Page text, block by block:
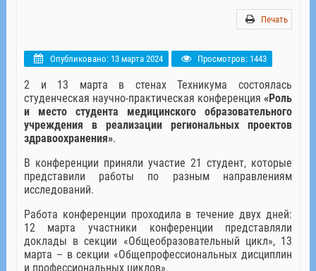
Печать
Опубликовано: 13 марта 2024 Просмотров: 1443
2 и 13 марта в стенах Техникума состоялась
студенческая научно-практическая конференция«Роль
и место студента медицинского образовательного
учреждения в реализации региональных проектов
здравоохранения».
В конференции приняли участие 21 студент, которые
представили работы по разным направлениям
исследований.
Работа конференции проходила в течение двух дней:
12 марта участники конференции представляли
доклады в секции «Общеобразовательный цикл», 13
марта – в секции «Общепрофессиональных дисциплин
и профессиональных циклов».